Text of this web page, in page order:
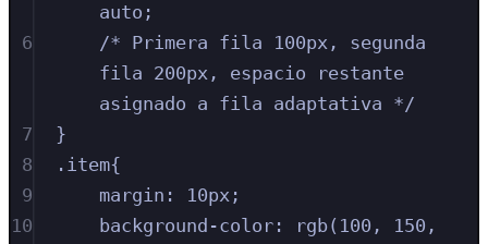
auto ;
6
/* Primera fila 100px, segunda
fila 200px, espacio restante
asignado a fila adaptativa */
7
}
8
. item{
9
margin : 10px ;
10
background-color : rgb( 100 , 150 ,